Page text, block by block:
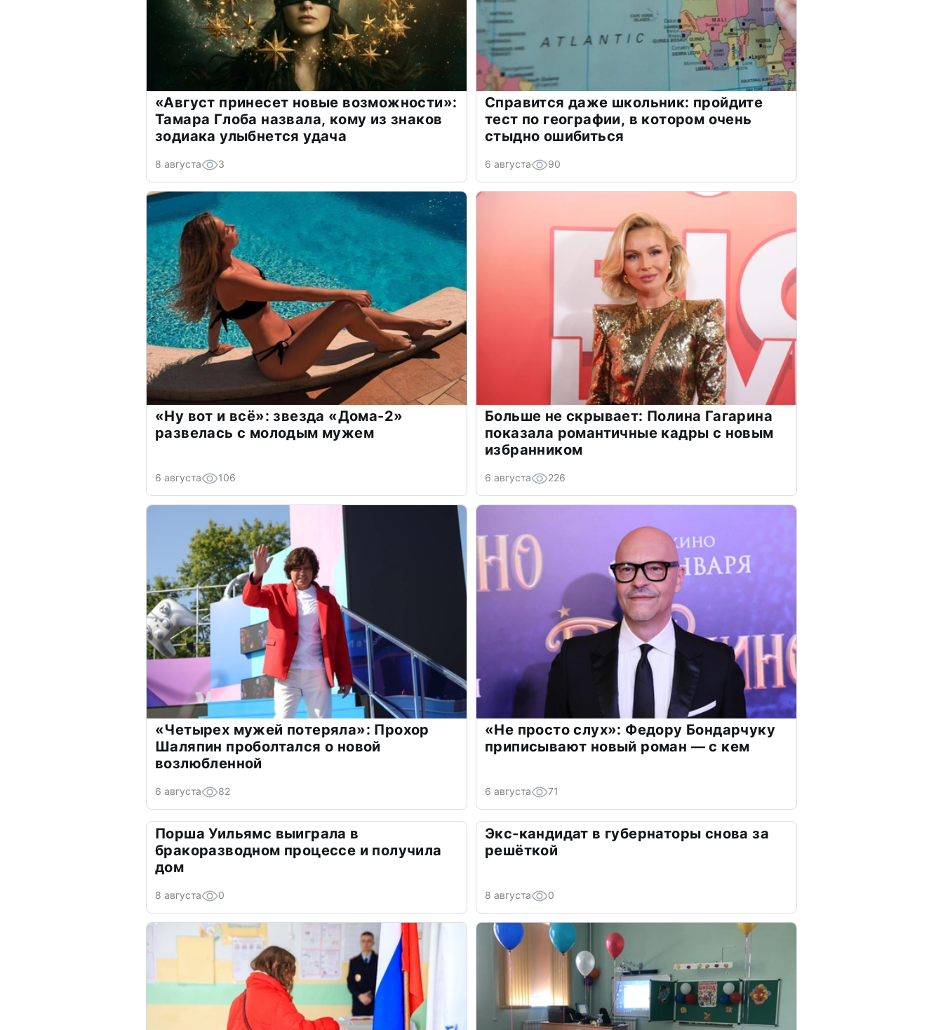
«Август принесет новые возможности»:
Тамара Глоба назвала, кому из знаков
зодиака улыбнется удача
8 августа 3
Справится даже школьник: пройдите
тест по географии, в котором очень
стыдно ошибиться
6 августа 90
«Ну вот и всё»: звезда «Дома-2»
развелась с молодым мужем
6 августа 106
Больше не скрывает: Полина Гагарина
показала романтичные кадры с новым
избранником
6 августа 226
«Четырех мужей потеряла»: Прохор
Шаляпин проболтался о новой
возлюбленной
6 августа 82
«Не просто слух»: Федору Бондарчуку
приписывают новый роман — с кем
6 августа 71
Порша Уильямс выиграла в
бракоразводном процессе и получила
дом
8 августа 0
Экс-кандидат в губернаторы снова за
решёткой
8 августа 0